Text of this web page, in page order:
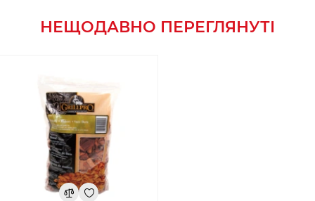
НЕЩОДАВНО ПЕРЕГЛЯНУТІ